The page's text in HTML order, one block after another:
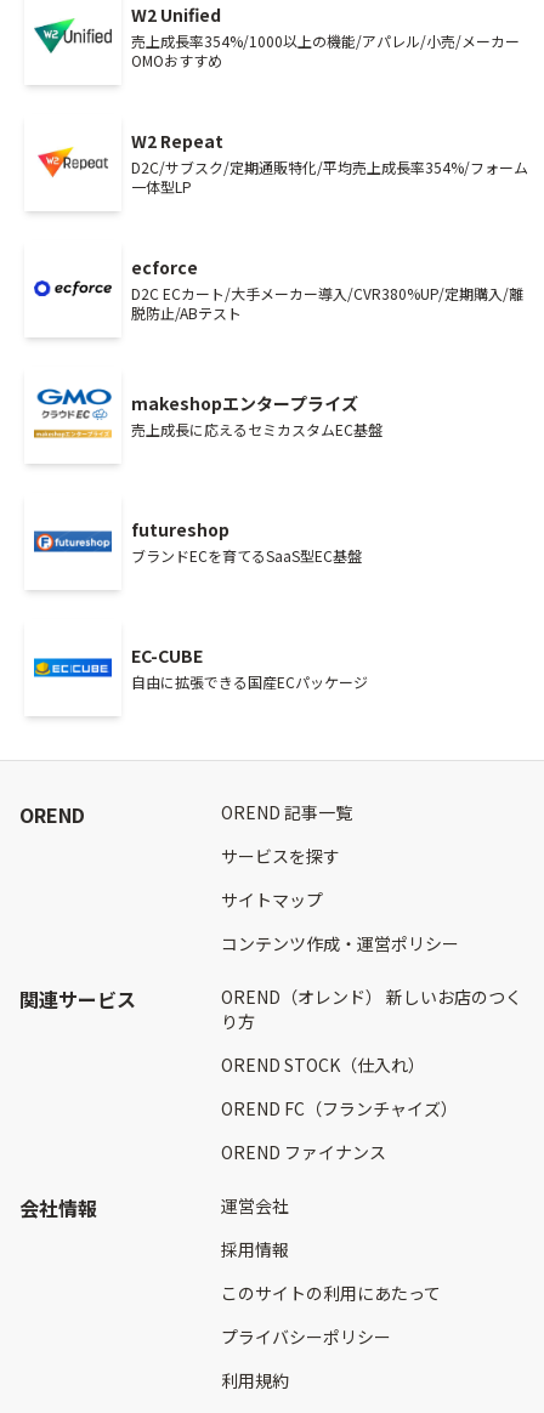
W2 Unified
売上成長率354%/1000以上の機能/アパレル/小売/メーカー
OMOおすすめ
W2 Repeat
D2C/サブスク/定期通販特化/平均売上成長率354%/フォーム
一体型LP
ecforce
D2C ECカート/大手メーカー導入/CVR380%UP/定期購入/離
脱防止/ABテスト
makeshopエンタープライズ
売上成長に応えるセミカスタムEC基盤
futureshop
ブランドECを育てるSaaS型EC基盤
EC-CUBE
自由に拡張できる国産ECパッケージ
OREND
OREND 記事一覧
サービスを探す
サイトマップ
コンテンツ作成・運営ポリシー
関連サービス
OREND（オレンド） 新しいお店のつく
り方
OREND STOCK（仕入れ）
OREND FC（フランチャイズ）
OREND ファイナンス
会社情報
運営会社
採用情報
このサイトの利用にあたって
プライバシーポリシー
利用規約